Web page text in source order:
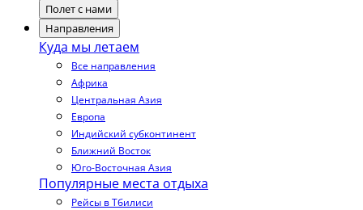
Полет с нами
Направления
Куда мы летаем
Все направления
Африка
Центральная Азия
Европа
Индийский субконтинент
Ближний Восток
Юго-Восточная Азия
Популярные места отдыха
Рейсы в Тбилиси